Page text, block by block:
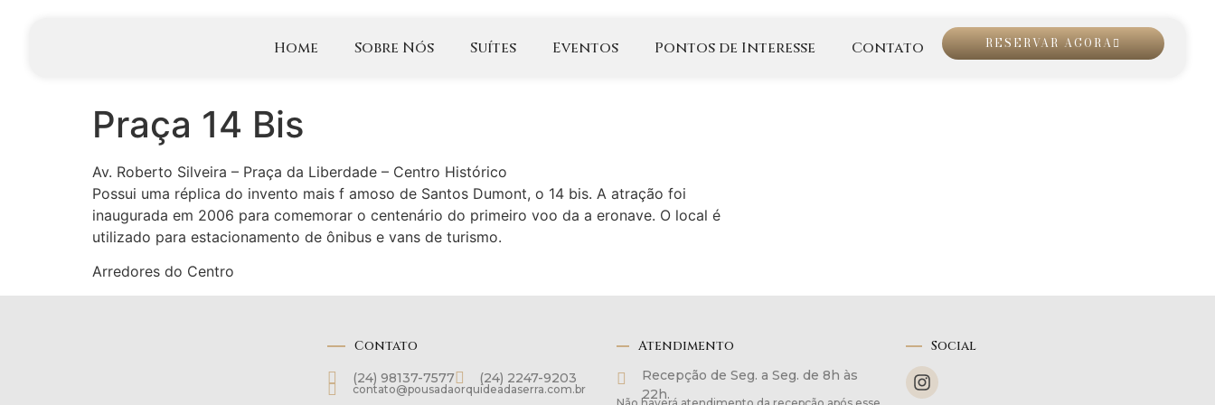
Home Sobre Nós Suítes Eventos Pontos de Interesse Contato RESERVAR AGORA
Praça 14 Bis
Av. Roberto Silveira – Praça da Liberdade – Centro Histórico
Possui uma réplica do invento mais f amoso de Santos Dumont, o 14 bis. A atração foi
inaugurada em 2006 para comemorar o centenário do primeiro voo da a eronave. O local é
utilizado para estacionamento de ônibus e vans de turismo.
Arredores do Centro
Contato
(24) 98137-7577 (24) 2247-9203
contato@pousadaorquideadaserra.com.br
Atendimento
Recepção de Seg. a Seg. de 8h às
22h.
Social